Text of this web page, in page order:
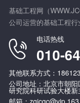
基础工程网（
公司运营的基础工程行
电话热线
010-
其他联系方式：
公司地址：北京市朝
研究院科研试验大楼